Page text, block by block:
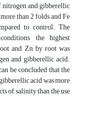
and gibberellic
than 2 folds and Fe
to control. The
the highest
and Zn by root was
and gibberellic acid.
be concluded that the
acid was more
of salinity than the use